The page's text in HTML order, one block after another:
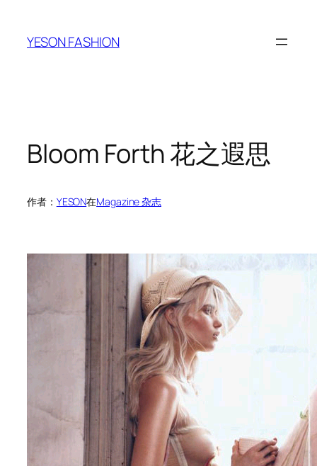
YESON FASHION
Bloom Forth 花之遐思
作者： YESON在Magazine 杂志